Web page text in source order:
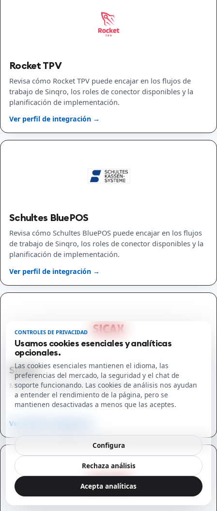
Rocket TPV
Revisa cómo Rocket TPV puede encajar en los flujos de
trabajo de Sinqro, los roles de conector disponibles y la
planificación de implementación.
Ver perfil de integración →
Schultes BluePOS
Revisa cómo Schultes BluePOS puede encajar en los flujos
de trabajo de Sinqro, los roles de conector disponibles y la
planificación de implementación.
Ver perfil de integración →
SICAX
Módulo de conexión con SICAX TPV
Ver perfil de integración →
CONTROLES DE PRIVACIDAD
Usamos cookies esenciales y analíticas
opcionales.
Las cookies esenciales mantienen el idioma, las
preferencias del mercado, la seguridad y el chat de
soporte funcionando. Las cookies de análisis nos ayudan
a entender el rendimiento de la página, pero se
mantienen desactivadas a menos que las aceptes.
Configura
Rechaza análisis
Acepta analíticas